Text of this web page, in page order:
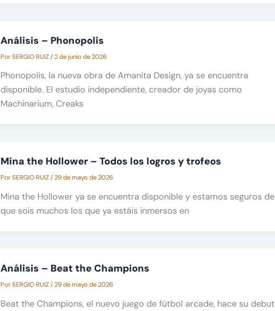
Análisis – Phonopolis
PorSERGIO RUIZ/2 de junio de 2026
Phonopolis, la nueva obra de Amanita Design, ya se encuentra
disponible. El estudio independiente, creador de joyas como
Machinarium, Creaks
Mina the Hollower – Todos los logros y trofeos
PorSERGIO RUIZ/29 de mayo de 2026
Mina the Hollower ya se encuentra disponible y estamos seguros de
que sois muchos los que ya estáis inmersos en
Análisis – Beat the Champions
PorSERGIO RUIZ/29 de mayo de 2026
Beat the Champions, el nuevo juego de fútbol arcade, hace su debut